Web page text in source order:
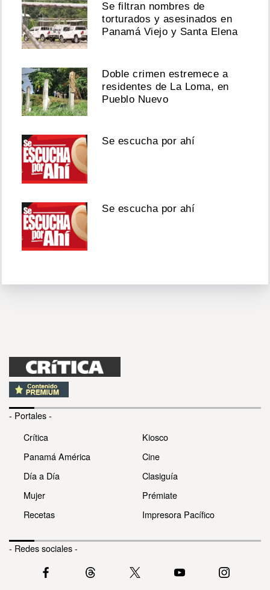
Se filtran nombres de
torturados y asesinados en
Panamá Viejo y Santa Elena
Doble crimen estremece a
residentes de La Loma, en
Pueblo Nuevo
Se escucha por ahí
Se escucha por ahí
- Portales -
Crítica
Panamá América
Día a Día
Mujer
Recetas
Kiosco
Cine
Clasiguía
Prémiate
Impresora Pacífico
- Redes sociales -